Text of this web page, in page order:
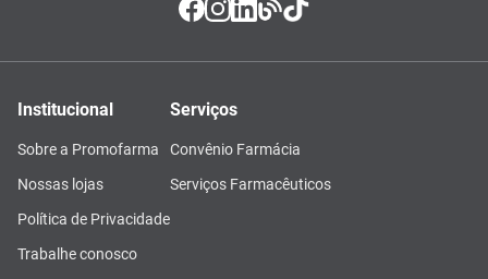
Institucional
Sobre a Promofarma
Nossas lojas
Política de Privacidade
Trabalhe conosco
Serviços
Convênio Farmácia
Serviços Farmacêuticos